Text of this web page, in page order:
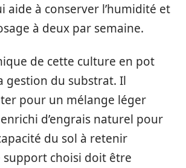
aide à conserver l’humidité et
à deux par semaine.
de cette culture en pot
gestion du substrat. Il
pour un mélange léger
d’engrais naturel pour
du sol à retenir
support choisi doit être